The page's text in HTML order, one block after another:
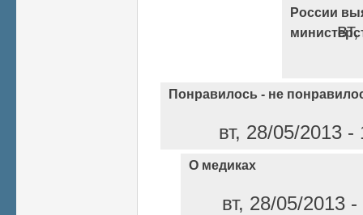
России
Понравилось - не
вт, 28/05/2013
О медиках
вт, 28/05/2013